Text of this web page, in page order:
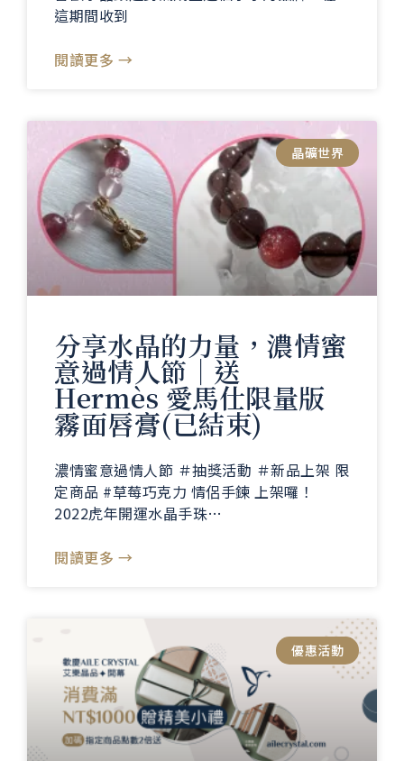
這期間收到
閱讀更多 →
晶礦世界
分享水晶的力量，濃情蜜
意過情人節｜送
Hermès 愛馬仕限量版
霧面唇膏(已結束)
濃情蜜意過情人節 ＃抽獎活動 ＃新品上架 限
定商品 #草莓巧克力 情侶手鍊 上架囉！
2022虎年開運水晶手珠…
閱讀更多 →
優惠活動